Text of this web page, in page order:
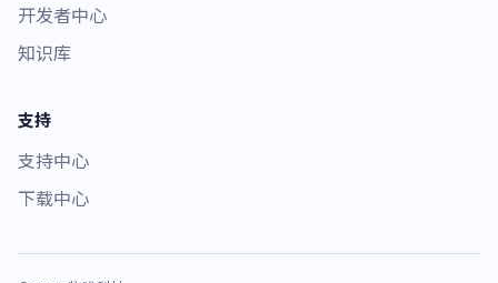
开发者中心
知识库
支持
支持中心
下载中心